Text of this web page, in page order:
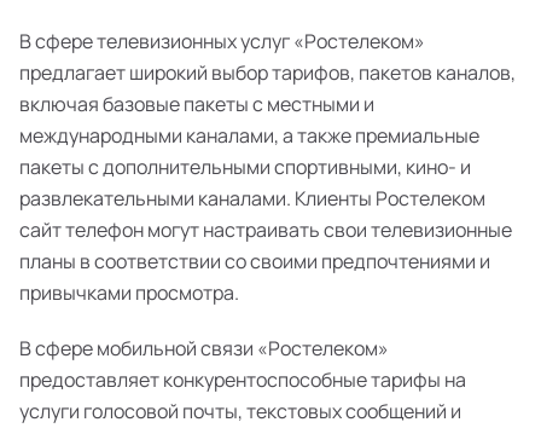
В сфере телевизионных услуг «Ростелеком»
предлагает широкий выбор тарифов, пакетов каналов,
включая базовые пакеты с местными и
международными каналами, а также премиальные
пакеты с дополнительными спортивными, кино- и
развлекательными каналами. Клиенты Ростелеком
сайт телефон могут настраивать свои телевизионные
планы в соответствии со своими предпочтениями и
привычками просмотра.
В сфере мобильной связи «Ростелеком»
предоставляет конкурентоспособные тарифы на
услуги голосовой почты, текстовых сообщений и